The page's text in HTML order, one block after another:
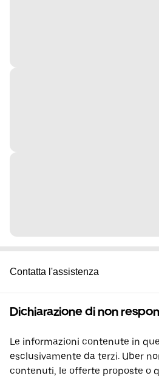
Contatta l'assistenza
Dichiarazione di non
Le informazioni contenute in
esclusivamente da terzi. Uber
contenuti, le offerte proposte o